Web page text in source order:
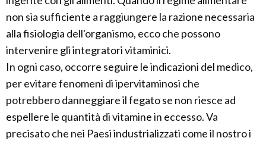
non sia sufficiente a raggiungere la razione necessaria
alla fisiologia dell'organismo, ecco che possono
intervenire gli integratori vitaminici.
In ogni caso, occorre seguire le indicazioni del medico,
per evitare fenomeni di ipervitaminosi che
potrebbero danneggiare il fegato se non riesce ad
espellere le quantità di vitamine in eccesso. Va
precisato che nei Paesi industrializzati come il nostro i